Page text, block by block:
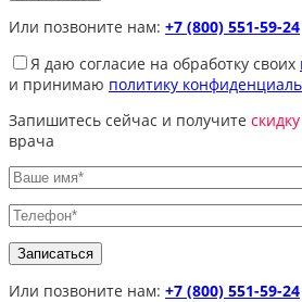
Или позвоните нам: +7 (800) 551-59-24
Я даю согласие на обработку своих
и принимаю политику
Запишитесь сейчас и получите
врача
Или позвоните нам: +7 (800) 551-59-24